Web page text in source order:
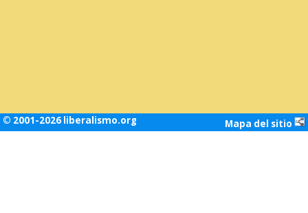
© 2001-2026 liberalismo.org Mapa del sitio